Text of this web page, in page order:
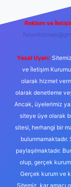
Reklam ve
Yasal Uyarı:
ve İletişim Kurumu
olarak hizmet
olarak denetleme
Ancak, üyelerimiz
siteye üye olarak
sitesi, herhangi bir
bulunmamaktadır.
paylaşılmaktadır.
olup, gerçek
Gerçek kurum ve
Sitemiz, kar amacı